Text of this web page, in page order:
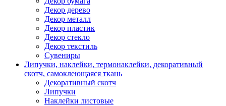
Декор дерево
Декор металл
Декор пластик
Декор стекло
Декор текстиль
Сувениры
Липучки, наклейки, термонаклейки, декоративный
скотч, самоклеющаяся ткань
Декоративный скотч
Липучки
Наклейки листовые